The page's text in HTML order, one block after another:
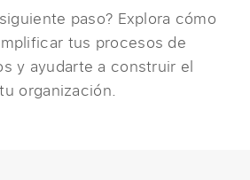
paso? Explora cómo
tus procesos de
y ayudarte a construir el
organización.